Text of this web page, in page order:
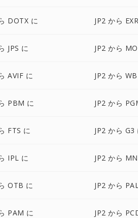
DOTX に JP2 から
JPS に JP2 から
AVIF に JP2 から
PBM に JP2 から
FTS に JP2 から G3
IPL に JP2 から
OTB に JP2 から
PAM に JP2 から